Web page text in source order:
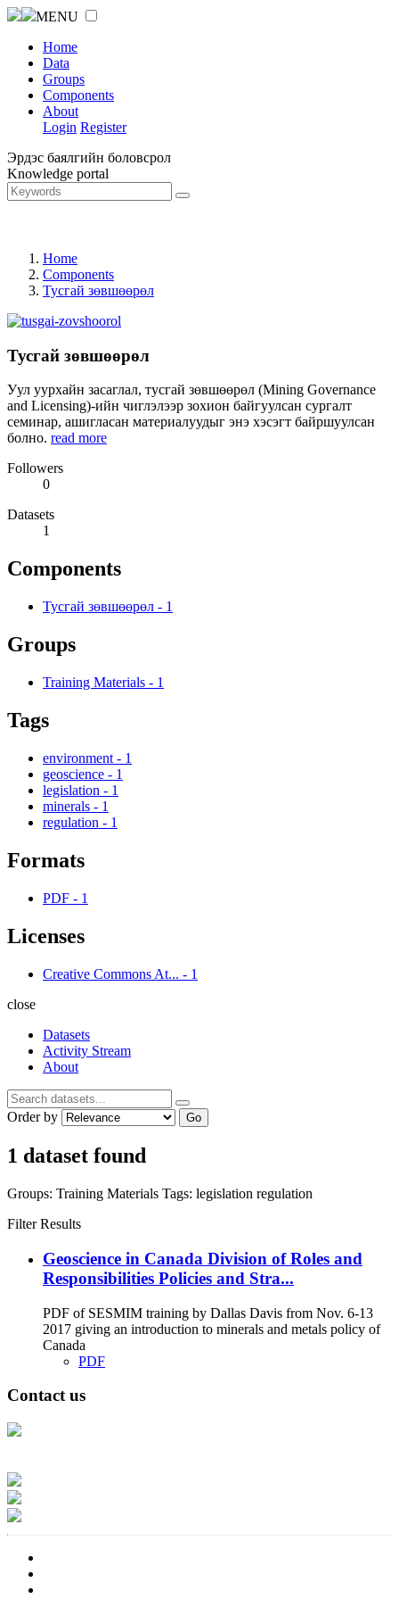
MENU
Home
Data
Groups
Components
About
Login Register
Эрдэс баялгийн боловсрол
Knowledge portal
Home
Components
Тусгай зөвшөөрөл
Тусгай зөвшөөрөл
Уул уурхайн засаглал, тусгай зөвшөөрөл (Mining Governance
and Licensing)-ийн чиглэлээр зохион байгуулсан сургалт
семинар, ашигласан материалуудыг энэ хэсэгт байршуулсан
болно. read more
Followers
0
Datasets
1
Components
Тусгай зөвшөөрөл - 1
Groups
Training Materials - 1
Tags
environment - 1
geoscience - 1
legislation - 1
minerals - 1
regulation - 1
Formats
PDF - 1
Licenses
Creative Commons At... - 1
close
Datasets
Activity Stream
About
Order by Go
1 dataset found
Groups: Training Materials Tags: legislation regulation
Filter Results
Geoscience in Canada Division of Roles and
Responsibilities Policies and Stra...
PDF of SESMIM training by Dallas Davis from Nov. 6-13
2017 giving an introduction to minerals and metals policy of
Canada
PDF
Contact us